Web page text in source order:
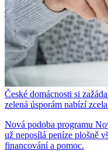
České domácnosti si
zelená úsporám nabízí
Nová podoba programu
už neposílá peníze plošně
financování a pomoc.